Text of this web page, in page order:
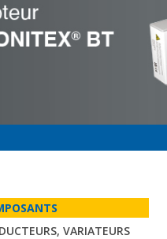
VARIATEURS